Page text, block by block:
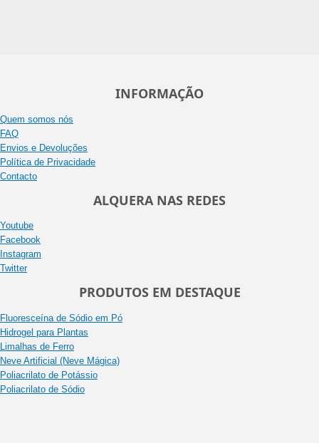
INFORMAÇÃO
Quem somos nós
FAQ
Envios e Devoluções
Política de Privacidade
Contacto
ALQUERA NAS REDES
Youtube
Facebook
Instagram
Twitter
PRODUTOS EM DESTAQUE
Fluoresceína de Sódio em Pó
Hidrogel para Plantas
Limalhas de Ferro
Neve Artificial (Neve Mágica)
Poliacrilato de Potássio
Poliacrilato de Sódio